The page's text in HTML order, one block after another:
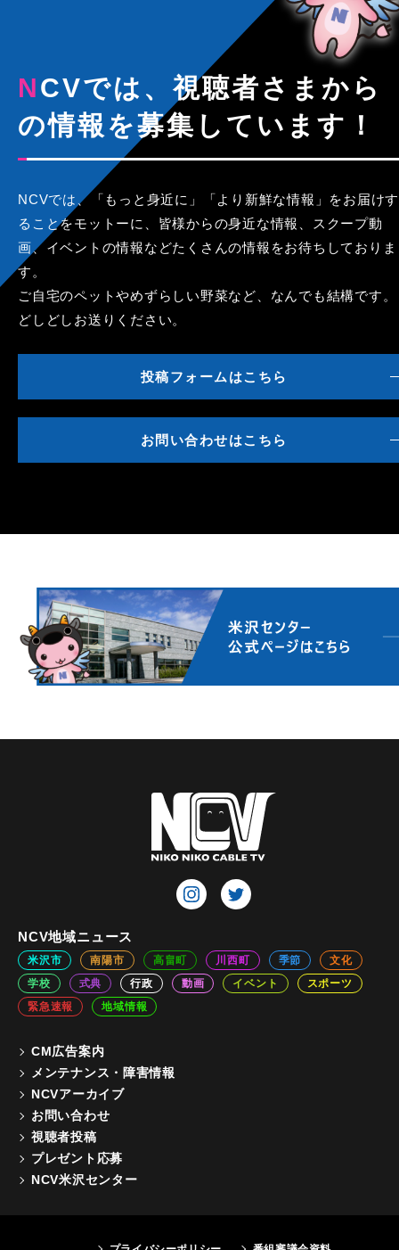
NCVでは、視聴者さまから
の情報を募集しています！
NCVでは、「もっと身近に」「より新鮮な情報」をお届けす
ることをモットーに、皆様からの身近な情報、スクープ動
画、イベントの情報などたくさんの情報をお待ちしておりま
す。
ご自宅のペットやめずらしい野菜など、なんでも結構です。
どしどしお送りください。
投稿フォームはこちら
お問い合わせはこちら
NCV地域ニュース
米沢市 南陽市 高畠町 川西町 季節
文化
学校
式典 行政 動画 イベント
スポーツ
緊急速報
地域情報
CM広告案内
メンテナンス・障害情報
NCVアーカイブ
お問い合わせ
視聴者投稿
プレゼント応募
NCV米沢センター